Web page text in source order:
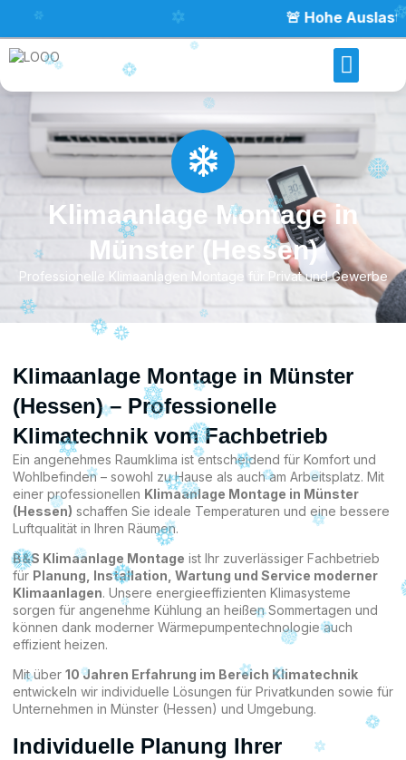
🚨 Hohe Auslastung –
Klimaanlage Montage in
Münster (Hessen)
Professionelle Klimaanlagen Montage für Privat und Gewerbe
Klimaanlage Montage in Münster
(Hessen) – Professionelle
Klimatechnik vom Fachbetrieb
Ein angenehmes Raumklima ist entscheidend für Komfort und
Wohlbefinden – sowohl zu Hause als auch am Arbeitsplatz. Mit
einer professionellen Klimaanlage Montage in Münster
(Hessen) schaffen Sie ideale Temperaturen und eine bessere
Luftqualität in Ihren Räumen.
B&S Klimaanlage Montage ist Ihr zuverlässiger Fachbetrieb
für Planung, Installation, Wartung und Service moderner
Klimaanlagen. Unsere energieeffizienten Klimasysteme
sorgen für angenehme Kühlung an heißen Sommertagen und
können dank moderner Wärmepumpentechnologie auch
effizient heizen.
Mit über 10 Jahren Erfahrung im Bereich Klimatechnik
entwickeln wir individuelle Lösungen für Privatkunden sowie für
Unternehmen in Münster (Hessen) und Umgebung.
Individuelle Planung Ihrer